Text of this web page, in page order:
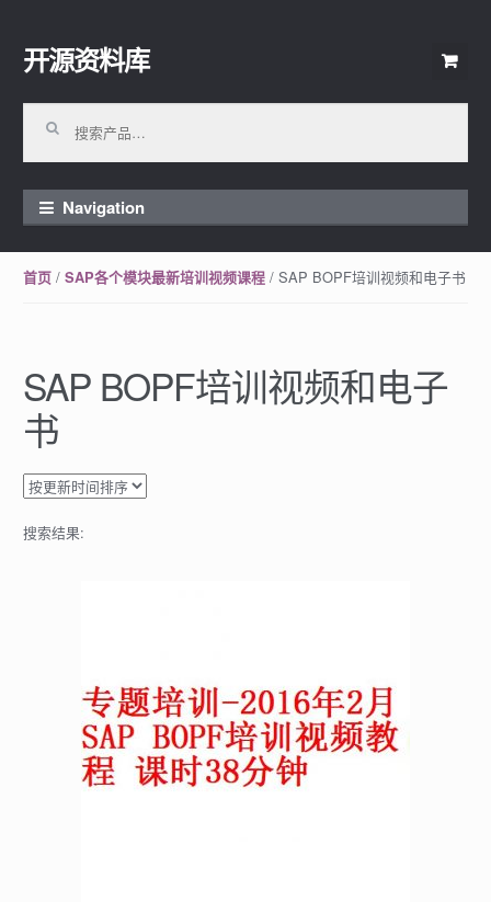
Skip to navigation
Skip to content
开源资料库
Navigation
首页/ SAP各个模块最新培训视频课程/ SAP BOPF培训视频和电子书
SAP BOPF培训视频和电子
书
搜索结果: